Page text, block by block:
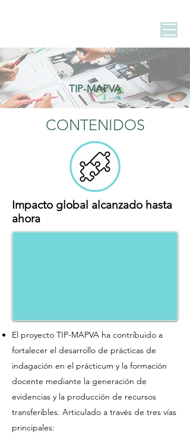
TIP-MAPVA
CONTENIDOS
Impacto global alcanzado hasta
ahora
El proyecto TIP-MAPVA ha contribuido a
fortalecer el desarrollo de prácticas de
indagación en el prácticum y la formación
docente mediante la generación de
evidencias y la producción de recursos
transferibles. Articulado a través de tres vías
principales: